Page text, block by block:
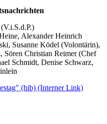
Alexander Heinrich
Susanne Ködel (Volontärin),
Sören Christian Reimer (Chef
Schmidt, Denise Schwarz,
(hib) (Interner Link)